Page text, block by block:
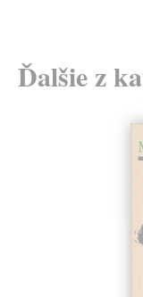
Ďalšie z